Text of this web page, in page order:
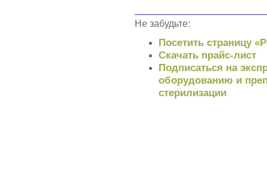
Не забудьте:
Посетить страницу
Скачать прайс-лист
Подписаться на
оборудованию и
стерилизации